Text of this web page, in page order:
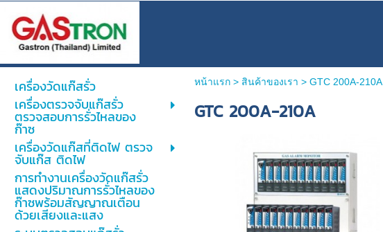
เครื่องวัดแก๊สรั่ว
เครื่องตรวจจับแก๊สรั่ว
ตรวจสอบการรั่วไหลของ
ก๊าซ
เครื่องวัดแก๊สที่ติดไฟ ตรวจ
จับแก๊ส ติดไฟ
การทำงานเครื่องวัดแก๊สรั่ว
แสดงปริมาณการรั่วไหลของ
ก๊าซพร้อมสัญญาณเตือน
ด้วยเสียงและแสง
หน้าแรก> สินค้าของเรา > GTC 200A-210A
GTC 200A-210A